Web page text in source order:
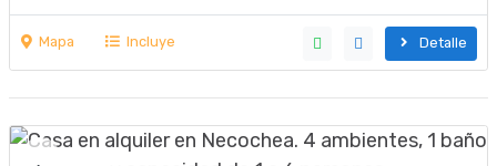
Mapa Incluye Detalle